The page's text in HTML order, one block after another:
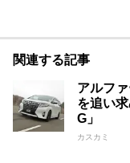
関連する記事
アルフ
を追い
G」
カスカミ